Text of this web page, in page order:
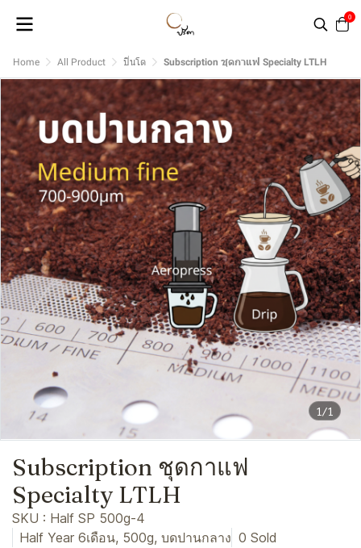
0
Home All Product ปิ่นโต Subscription ชุดกาแฟ Specialty LTLH
1/1
Subscription ชุดกาแฟ
Specialty LTLH
SKU : Half SP 500g-4
Half Year 6เดือน, 500g, บดปานกลาง 0 Sold